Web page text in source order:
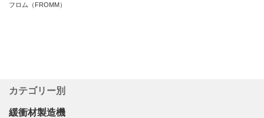
フロム（FROMM）
カテゴリー別
緩衝材製造機